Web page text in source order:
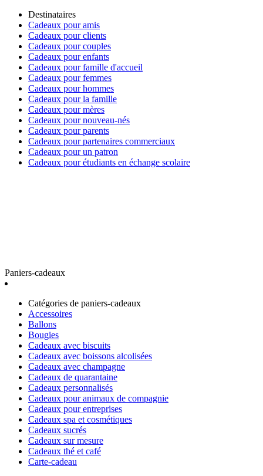
Destinataires
Cadeaux pour amis
Cadeaux pour clients
Cadeaux pour couples
Cadeaux pour enfants
Cadeaux pour famille d'accueil
Cadeaux pour femmes
Cadeaux pour hommes
Cadeaux pour la famille
Cadeaux pour mères
Cadeaux pour nouveau-nés
Cadeaux pour parents
Cadeaux pour partenaires commerciaux
Cadeaux pour un patron
Cadeaux pour étudiants en échange scolaire
Paniers-cadeaux
Catégories de paniers-cadeaux
Accessoires
Ballons
Bougies
Cadeaux avec biscuits
Cadeaux avec boissons alcolisées
Cadeaux avec champagne
Cadeaux de quarantaine
Cadeaux personnalisés
Cadeaux pour animaux de compagnie
Cadeaux pour entreprises
Cadeaux spa et cosmétiques
Cadeaux sucrés
Cadeaux sur mesure
Cadeaux thé et café
Carte-cadeau